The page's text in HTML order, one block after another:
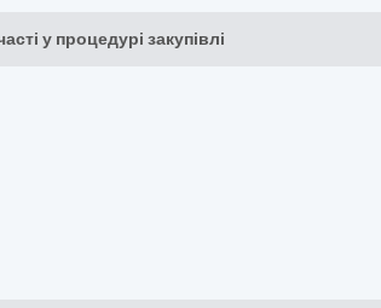
у процедурі закупівлі